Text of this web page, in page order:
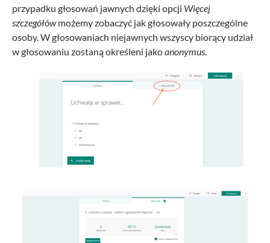
przypadku głosowań jawnych dzięki opcji Więcej
szczegółówmożemy zobaczyć jak głosowały poszczególne
osoby. W głosowaniach niejawnych wszyscy biorący udział
w głosowaniu zostaną określeni jakoanonymus.